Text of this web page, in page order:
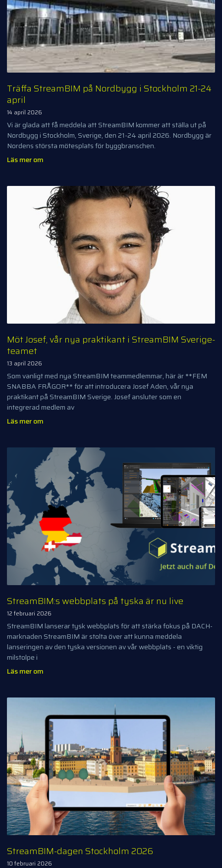
Träffa StreamBIM på Nordbygg i Stockholm 21-24
april
14 april 2026
Vi är glada att få meddela att StreamBIM kommer att ställa ut på
Nordbygg i Stockholm, Sverige, den 21-24 april 2026. Nordbygg är
Nordens största mötesplats för byggbranschen.
Läs mer om
Möt Josef, vår nya praktikant i StreamBIM Sverige-
teamet
13 april 2026
Som vanligt med nya StreamBIM teammedlemmar, här är **FEM
SNABBA FRÅGOR** för att introducera Josef Aden, vår nya
praktikant på StreamBIM Sverige. Josef ansluter som en
integrerad medlem av
Läs mer om
StreamBIM:s webbplats på tyska är nu live
12 februari 2026
StreamBIM lanserar tysk webbplats för att stärka fokus på DACH-
marknaden StreamBIM är stolta över att kunna meddela
lanseringen av den tyska versionen av vår webbplats - en viktig
milstolpe i
Läs mer om
StreamBIM-dagen Stockholm 2026
10 februari 2026